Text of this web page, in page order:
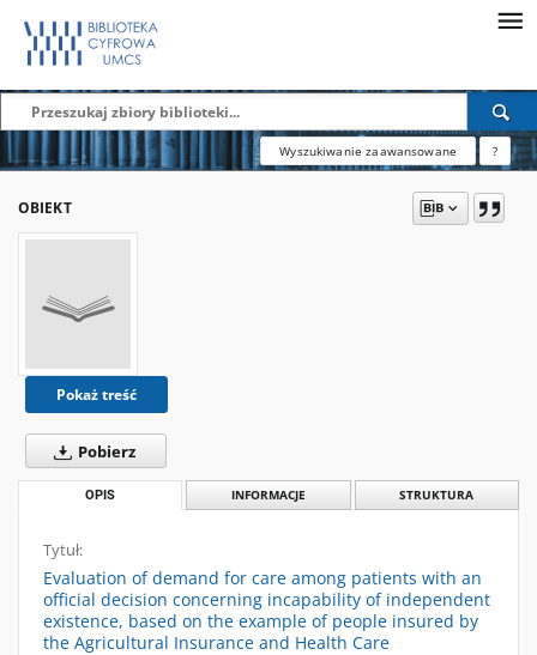
Wyszukiwanie zaawansowane ?
OBIEKT
Pokaż treść
Pobierz
OPIS INFORMACJE STRUKTURA
Tytuł:
Evaluation of demand for care among patients with an
official decision concerning incapability of independent
existence, based on the example of people insured by
the Agricultural Insurance and Health Care